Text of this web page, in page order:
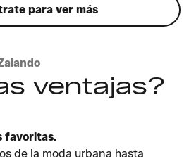
para ver más
ventajas?
favoritas.
de la moda urbana hasta